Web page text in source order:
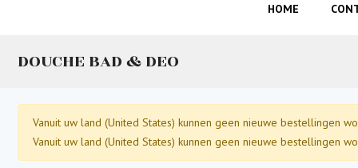
HOME
DOUCHE BAD & DEO
Vanuit uw land (United States) kunnen geen nieuwe bestellingen
Vanuit uw land (United States) kunnen geen nieuwe bestellingen